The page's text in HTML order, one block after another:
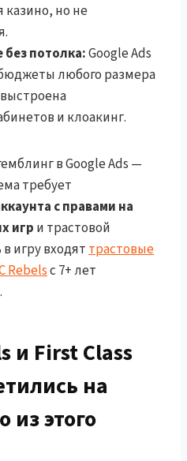
казино, но не
потолка:Google Ads
любого размера
и клоакинг.
в Google Ads —
требует
с правами на
игр и трастовой
игру входят трастовые
Rebelsс 7+ лет
и First Class
на
из этого